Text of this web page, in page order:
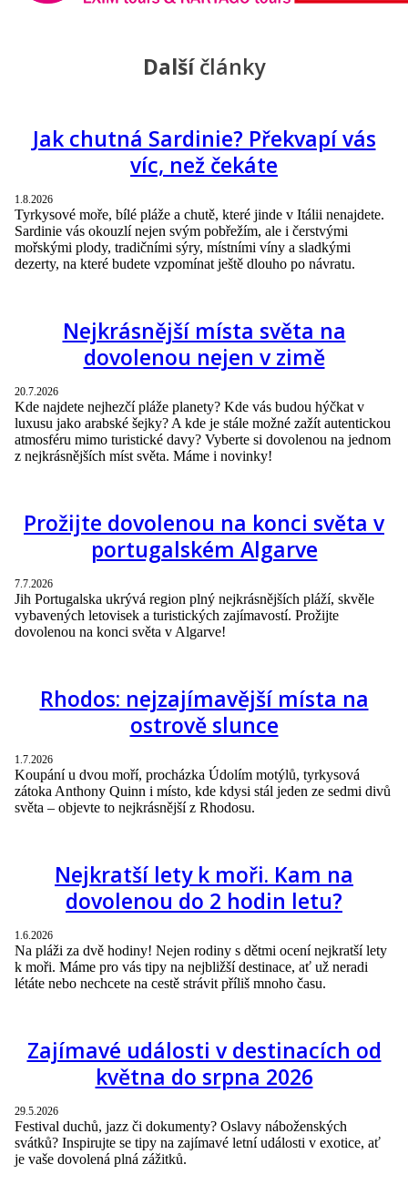
Dalšíčlánky
Jak chutná Sardinie? Překvapí vás
víc, než čekáte
1.8.2026
Tyrkysové moře, bílé pláže a chutě, které jinde v Itálii nenajdete.
Sardinie vás okouzlí nejen svým pobřežím, ale i čerstvými
mořskými plody, tradičními sýry, místními víny a sladkými
dezerty, na které budete vzpomínat ještě dlouho po návratu.
Nejkrásnější místa světa na
dovolenou nejen v zimě
20.7.2026
Kde najdete nejhezčí pláže planety? Kde vás budou hýčkat v
luxusu jako arabské šejky? A kde je stále možné zažít autentickou
atmosféru mimo turistické davy? Vyberte si dovolenou na jednom
z nejkrásnějších míst světa. Máme i novinky!
Prožijte dovolenou na konci světa v
portugalském Algarve
7.7.2026
Jih Portugalska ukrývá region plný nejkrásnějších pláží, skvěle
vybavených letovisek a turistických zajímavostí. Prožijte
dovolenou na konci světa v Algarve!
Rhodos: nejzajímavější místa na
ostrově slunce
1.7.2026
Koupání u dvou moří, procházka Údolím motýlů, tyrkysová
zátoka Anthony Quinn i místo, kde kdysi stál jeden ze sedmi divů
světa – objevte to nejkrásnější z Rhodosu.
Nejkratší lety k moři. Kam na
dovolenou do 2 hodin letu?
1.6.2026
Na pláži za dvě hodiny! Nejen rodiny s dětmi ocení nejkratší lety
k moři. Máme pro vás tipy na nejbližší destinace, ať už neradi
létáte nebo nechcete na cestě strávit příliš mnoho času.
Zajímavé události v destinacích od
května do srpna 2026
29.5.2026
Festival duchů, jazz či dokumenty? Oslavy náboženských
svátků? Inspirujte se tipy na zajímavé letní události v exotice, ať
je vaše dovolená plná zážitků.